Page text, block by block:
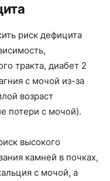
риск дефицита
тракта, диабет 2
с мочой из-за
возраст
потери с мочой).
высокого
камней в почках,
с мочой, а